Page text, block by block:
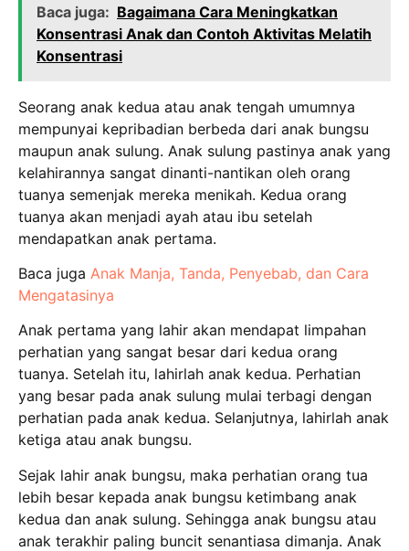
Baca juga: Bagaimana Cara Meningkatkan
Konsentrasi Anak dan Contoh Aktivitas Melatih
Konsentrasi
Seorang anak kedua atau anak tengah umumnya
mempunyai kepribadian berbeda dari anak bungsu
maupun anak sulung. Anak sulung pastinya anak yang
kelahirannya sangat dinanti-nantikan oleh orang
tuanya semenjak mereka menikah. Kedua orang
tuanya akan menjadi ayah atau ibu setelah
mendapatkan anak pertama.
Baca juga Anak Manja, Tanda, Penyebab, dan Cara
Mengatasinya
Anak pertama yang lahir akan mendapat limpahan
perhatian yang sangat besar dari kedua orang
tuanya. Setelah itu, lahirlah anak kedua. Perhatian
yang besar pada anak sulung mulai terbagi dengan
perhatian pada anak kedua. Selanjutnya, lahirlah anak
ketiga atau anak bungsu.
Sejak lahir anak bungsu, maka perhatian orang tua
lebih besar kepada anak bungsu ketimbang anak
kedua dan anak sulung. Sehingga anak bungsu atau
anak terakhir paling buncit senantiasa dimanja. Anak